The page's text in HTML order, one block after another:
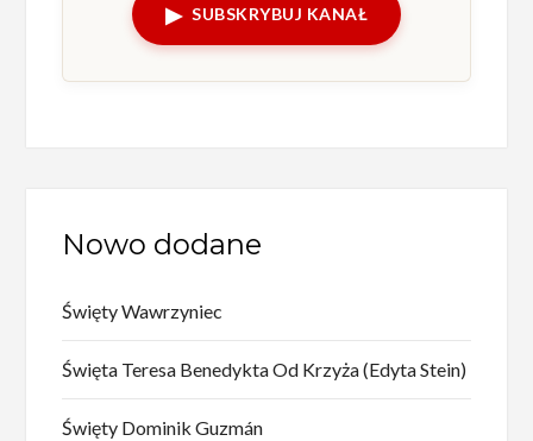
▶ SUBSKRYBUJ KANAŁ
Nowo dodane
Święty Wawrzyniec
Święta Teresa Benedykta Od Krzyża (Edyta Stein)
Święty Dominik Guzmán